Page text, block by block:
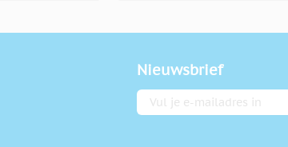
Nieuwsbrief
E-mailadres